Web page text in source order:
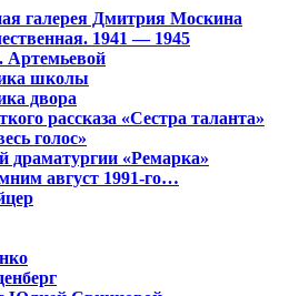
галерея Дмитрия Москина
1941 — 1945
Артемьевой
школы
двора
рассказа «Сестра таланта»
голос»
драматургии «Ремарка»
август 1991-го…